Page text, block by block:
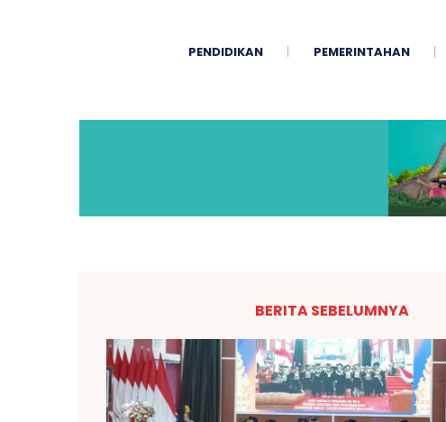
PENDIDIKAN PEMERINTAHAN
BERITA SEBELUMNYA